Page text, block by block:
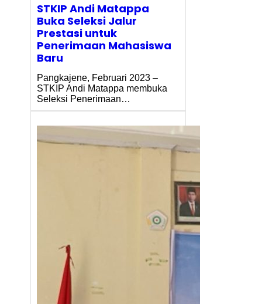
STKIP Andi Matappa
Buka Seleksi Jalur
Prestasi untuk
Penerimaan Mahasiswa
Baru
Pangkajene, Februari 2023 –
STKIP Andi Matappa membuka
Seleksi Penerimaan…